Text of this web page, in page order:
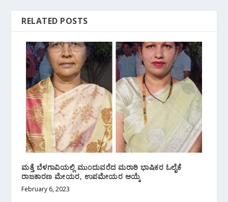
RELATED POSTS
ಮತ್ತೆ ಬೆಳಗಾವಿಯಲ್ಲಿ ಮುಂದುವರೆದ ಮರಾಠಿ‌ ಭಾಷಿಕರ ಓಲೈಕೆ
ರಾಜಕಾರಣ ಮೇಯರ, ಉಪಮೇಯರ ಆಯ್ಕೆ
February 6, 2023